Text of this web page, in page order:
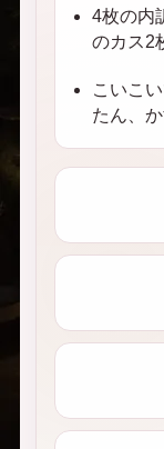
4枚の内
のカス2
こいこ
たん、